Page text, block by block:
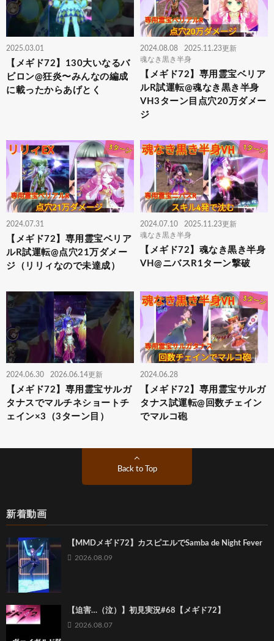
2025.03.01
【メギド72】130大いなるバ
ビロン@狂炎〜みんなの編成
に載ったからあげとく
2024.08.08
2025.11.23更新
魂なき黒き半身
【メギド72】専用霊宝ベリア
ルR試運転@魂なき黒き半身
VH3ターン目点穴20万ダメー
ジ
2024.07.31
【メギド72】専用霊宝ベリア
ルR試運転@点穴21万ダメー
ジ（リリィなので未達成）
2024.07.10
2025.11.23更新
魂なき黒き半身
【メギド72】魂なき黒き半身
VH@ニバスR1ターン撃破
2024.06.30 2026.06.14更新
【メギド72】専用霊宝サルガ
タナスでマルチネショートチ
ェイン×3（3ターン目）
2024.06.28
【メギド72】専用霊宝サルガ
タナス試運転@回数チェイン
でマルコ砲
Back to Top
新着動画
【MMDメギド72】カスピエルでSamba de Night Fever
2026.08.09
【迫害…（泣）】初見実況#68【メギド72】
2026.08.07